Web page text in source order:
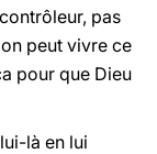
pas
peut vivre ce
pour que Dieu
là en lui